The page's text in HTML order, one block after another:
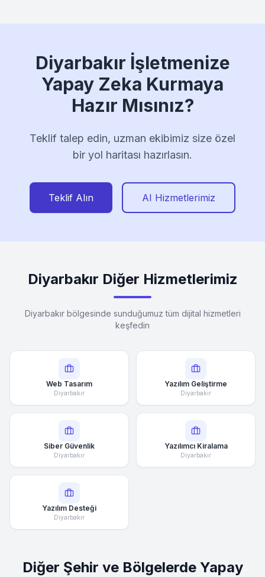
Diyarbakır İşletmenize
Yapay Zeka Kurmaya
Hazır Mısınız?
Teklif talep edin, uzman ekibimiz size özel
bir yol haritası hazırlasın.
Teklif Alın AI Hizmetlerimiz
Diyarbakır Diğer Hizmetlerimiz
Diyarbakır bölgesinde sunduğumuz tüm dijital hizmetleri
keşfedin
Web Tasarım
Diyarbakır
Yazılım Geliştirme
Diyarbakır
Siber Güvenlik
Diyarbakır
Yazılımcı Kiralama
Diyarbakır
Yazılım Desteği
Diyarbakır
Diğer Şehir ve Bölgelerde Yapay